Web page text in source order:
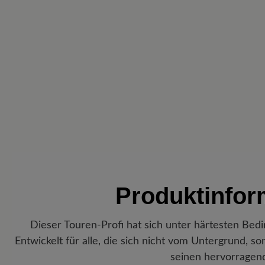
Dieser Touren-Profi hat sich unter härtesten
Entwickelt für alle, die sich nicht vom Untergrund,
seinen